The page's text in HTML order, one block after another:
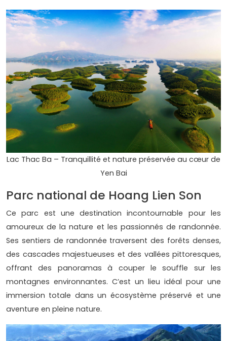
Lac Thac Ba – Tranquillité et nature préservée au cœur de
Yen Bai
Parc national de Hoang Lien Son
Ce parc est une destination incontournable pour les
amoureux de la nature et les passionnés de randonnée.
Ses sentiers de randonnée traversent des forêts denses,
des cascades majestueuses et des vallées pittoresques,
offrant des panoramas à couper le souffle sur les
montagnes environnantes. C’est un lieu idéal pour une
immersion totale dans un écosystème préservé et une
aventure en pleine nature.